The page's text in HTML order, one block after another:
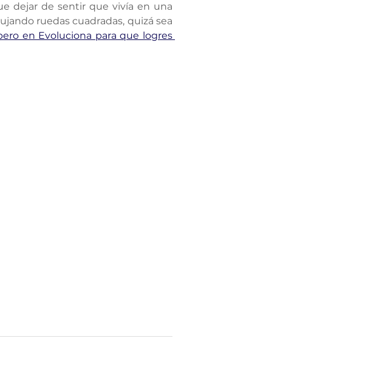
dejar de sentir que vivía en una
ruedas cuadradas, quizá sea
en Evoluciona para que logres